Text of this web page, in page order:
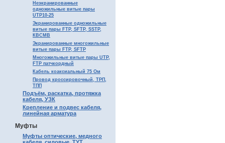
Неэкранированные
одножильные витые пары
UTP10-25
Экранированные одножильные
витые пары FTP, SFTP, SSTP,
КВСМВ
Экранированные многожильные
витые пары FTP, SFTP
Многожильные витые пары UTP,
FTP патчкордный
Кабель коаксиальный 75 Ом
Провод кроссировочный, ТРП,
ТПП
Подъём, раскатка, протяжка
кабеля, УЗК
Крепление и подвес кабеля,
линейная арматура
Муфты
Муфты оптические, медного